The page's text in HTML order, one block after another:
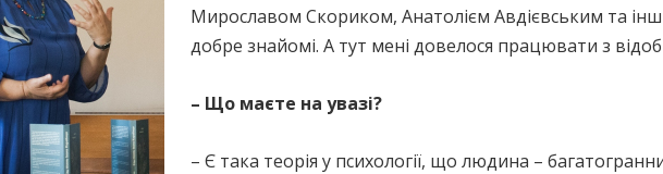
Мирославом Скориком, Анатолієм Авдієвським та
добре знайомі. А тут мені довелося працювати з
– Що маєте на увазі?
– Є така теорія у психології, що людина –